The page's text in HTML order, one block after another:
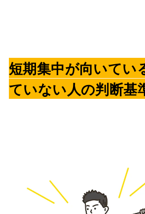
短期集中が向いてい
ていない人の判断基